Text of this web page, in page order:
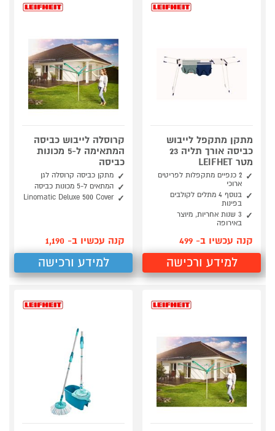
מתקן מתקפל לייבוש
כביסה אורך תליה 23
מטר LEIFHET
2 כנפיים מתקפלות לפריטים
ארוכי
בנוסף 4 מתלים לקולבים
בפינות
3 שנות אחריות, מיוצר
באירופה
קנה עכשיו ב- 499
למידע ורכישה
קרוסלה לייבוש כביסה
המתאימה ל-5 מכונות
כביסה
מתקן כביסה קרוסלה לגן
המתאים ל-5 מכונות כביסה
Linomatic Deluxe 500 Cover
קנה עכשיו ב- 1,190
למידע ורכישה